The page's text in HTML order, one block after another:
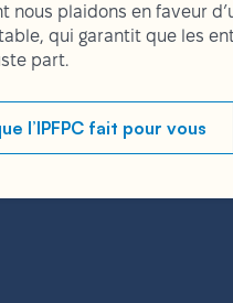
nous plaidons en faveur
qui garantit que les
part.
l’IPFPC fait pour vous